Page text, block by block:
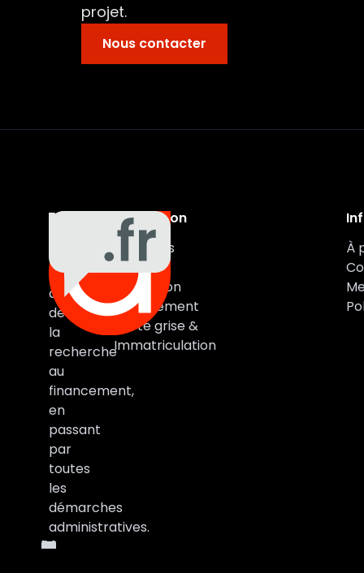
projet.
Nous contacter
Auto
vous
accompagne
de
la
recherche
au
financement,
en
passant
par
toutes
les
démarches
administratives.
Navigation
Véhicules
Marques
Estimation
Financement
Carte grise &
Immatriculation
À